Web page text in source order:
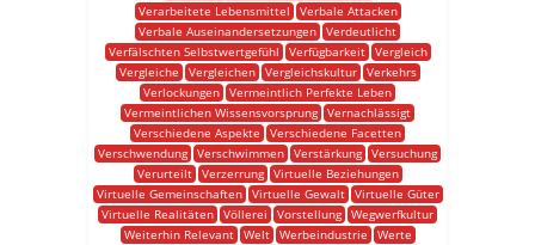
Verarbeitete Lebensmittel
Verbale Attacken
Verbale Auseinandersetzungen Verdeutlicht
Verfälschten Selbstwertgefühl
Verfügbarkeit
Vergleich
Vergleiche
Vergleichen Vergleichskultur
Verkehrs
Verlockungen Vermeintlich Perfekte Leben
Vermeintlichen Wissensvorsprung Vernachlässigt
Verschiedene Aspekte
Verschiedene Facetten
Verschwendung Verschwimmen Verstärkung Versuchung
Verurteilt
Verzerrung
Virtuelle Beziehungen
Virtuelle Gemeinschaften
Virtuelle Gewalt
Virtuelle Güter
Virtuelle Realitäten Völlerei Vorstellung Wegwerfkultur
Weiterhin Relevant
Welt Werbeindustrie
Werte